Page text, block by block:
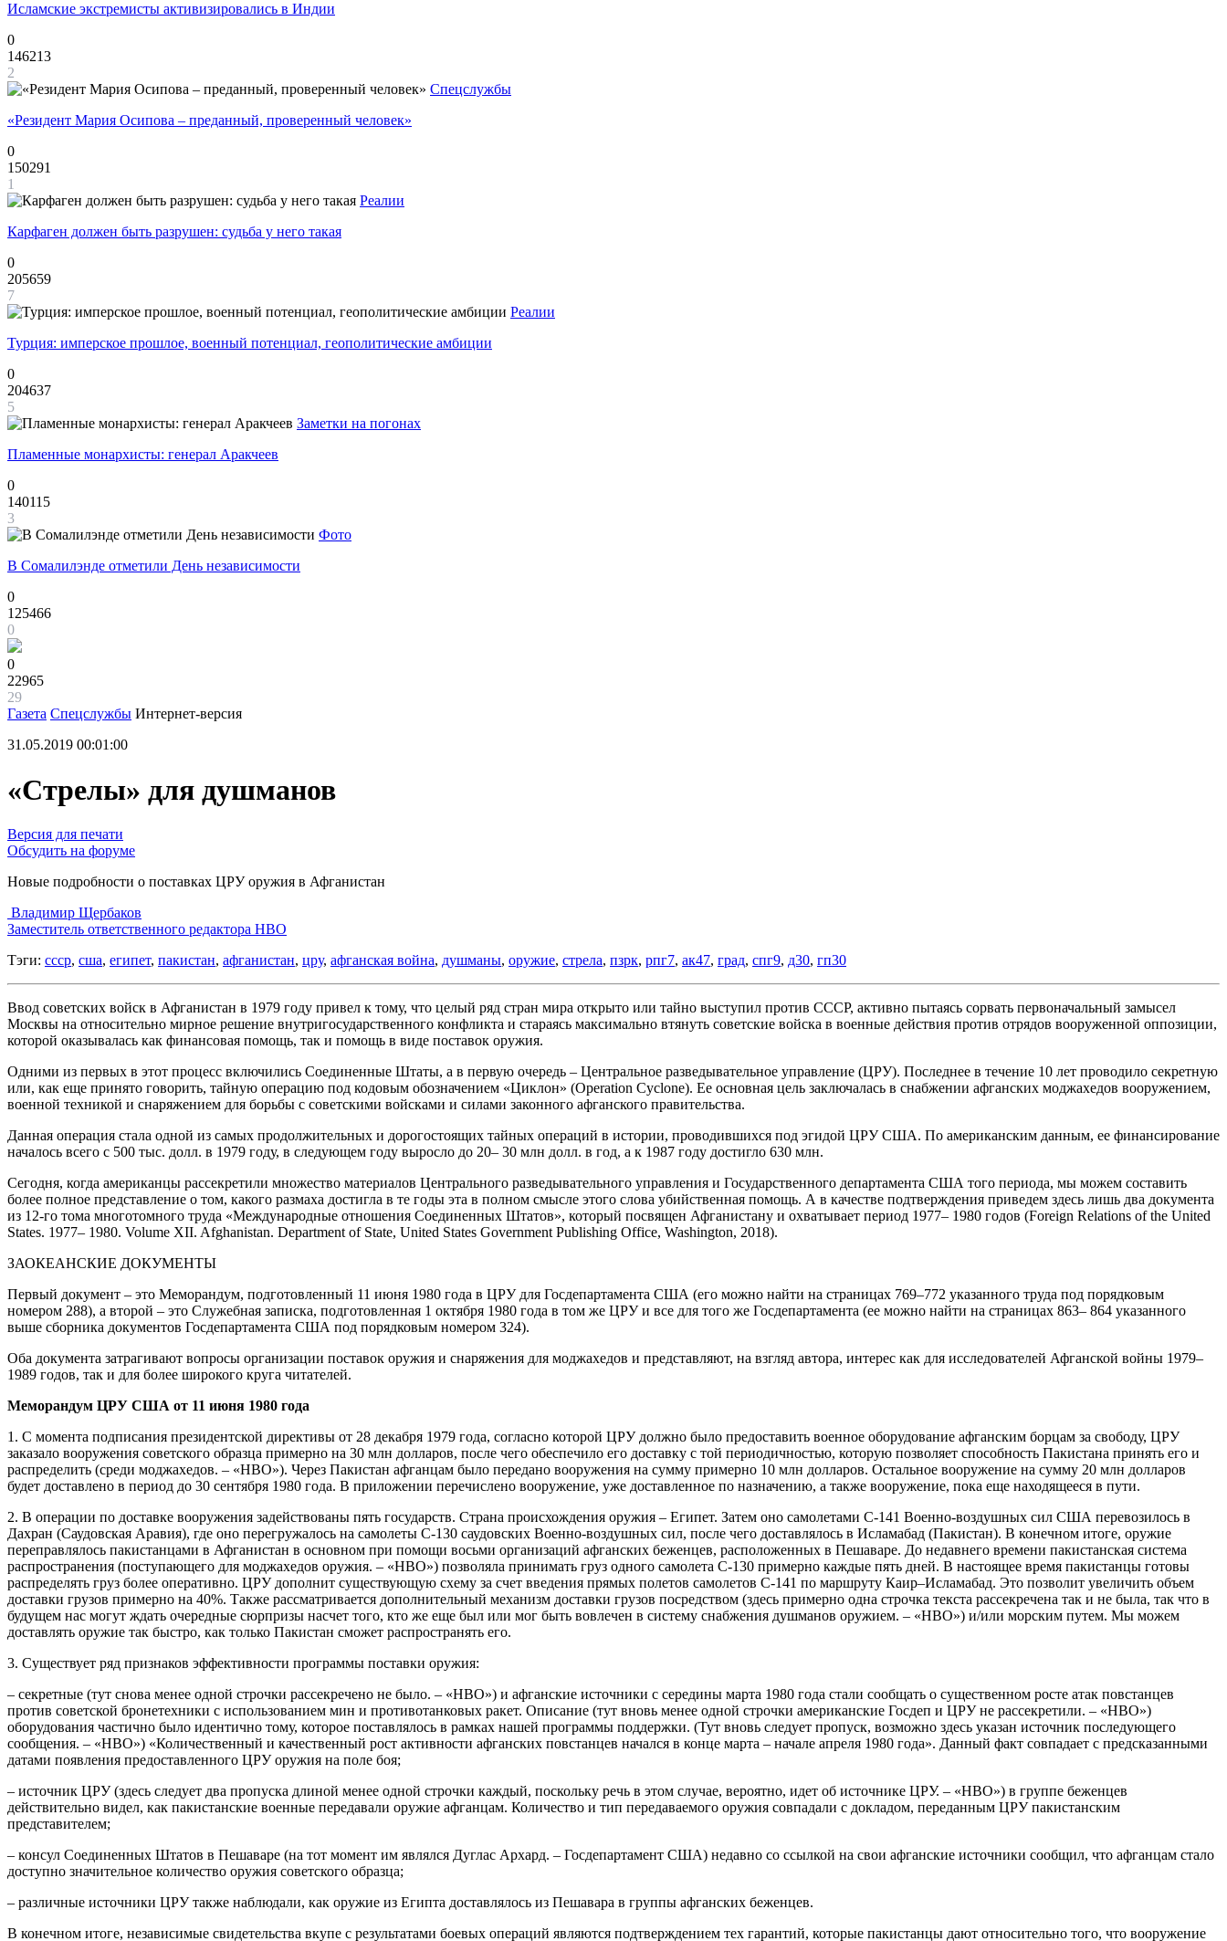
Исламские экстремисты активизировались в Индии
0
146213
2
Спецслужбы
«Резидент Мария Осипова – преданный, проверенный человек»
0
150291
1
Реалии
Карфаген должен быть разрушен: судьба у него такая
0
205659
7
Реалии
Турция: имперское прошлое, военный потенциал, геополитические амбиции
0
204637
5
Заметки на погонах
Пламенные монархисты: генерал Аракчеев
0
140115
3
Фото
В Сомалилэнде отметили День независимости
0
125466
0
0
22965
29
Газета Спецслужбы Интернет-версия
31.05.2019 00:01:00
«Стрелы» для душманов
Версия для печати
Обсудить на форуме
Новые подробности о поставках ЦРУ оружия в Афганистан
Владимир Щербаков
Заместитель ответственного редактора НВО
Тэги: ссср, сша, египет, пакистан, афганистан, цру, афганская война, душманы, оружие, стрела, пзрк, рпг7, ак47, град, спг9, д30, гп30
Ввод советских войск в Афганистан в 1979 году привел к тому, что целый ряд стран мира открыто или тайно выступил против СССР, активно пытаясь сорвать первоначальный замысел
Москвы на относительно мирное решение внутригосударственного конфликта и стараясь максимально втянуть советские войска в военные действия против отрядов вооруженной оппозиции,
которой оказывалась как финансовая помощь, так и помощь в виде поставок оружия.
Одними из первых в этот процесс включились Соединенные Штаты, а в первую очередь – Центральное разведывательное управление (ЦРУ). Последнее в течение 10 лет проводило секретную
или, как еще принято говорить, тайную операцию под кодовым обозначением «Циклон» (Operation Cyclone). Ее основная цель заключалась в снабжении афганских моджахедов вооружением,
военной техникой и снаряжением для борьбы с советскими войсками и силами законного афганского правительства.
Данная операция стала одной из самых продолжительных и дорогостоящих тайных операций в истории, проводившихся под эгидой ЦРУ США. По американским данным, ее финансирование
началось всего с 500 тыс. долл. в 1979 году, в следующем году выросло до 20– 30 млн долл. в год, а к 1987 году достигло 630 млн.
Сегодня, когда американцы рассекретили множество материалов Центрального разведывательного управления и Государственного департамента США того периода, мы можем составить
более полное представление о том, какого размаха достигла в те годы эта в полном смысле этого слова убийственная помощь. А в качестве подтверждения приведем здесь лишь два документа
из 12-го тома многотомного труда «Международные отношения Соединенных Штатов», который посвящен Афганистану и охватывает период 1977– 1980 годов (Foreign Relations of the United
States. 1977– 1980. Volume XII. Afghanistan. Department of State, United States Government Publishing Office, Washington, 2018).
ЗАОКЕАНСКИЕ ДОКУМЕНТЫ
Первый документ – это Меморандум, подготовленный 11 июня 1980 года в ЦРУ для Госдепартамента США (его можно найти на страницах 769–772 указанного труда под порядковым
номером 288), а второй – это Служебная записка, подготовленная 1 октября 1980 года в том же ЦРУ и все для того же Госдепартамента (ее можно найти на страницах 863– 864 указанного
выше сборника документов Госдепартамента США под порядковым номером 324).
Оба документа затрагивают вопросы организации поставок оружия и снаряжения для моджахедов и представляют, на взгляд автора, интерес как для исследователей Афганской войны 1979–
1989 годов, так и для более широкого круга читателей.
Меморандум ЦРУ США от 11 июня 1980 года
1. С момента подписания президентской директивы от 28 декабря 1979 года, согласно которой ЦРУ должно было предоставить военное оборудование афганским борцам за свободу, ЦРУ
заказало вооружения советского образца примерно на 30 млн долларов, после чего обеспечило его доставку с той периодичностью, которую позволяет способность Пакистана принять его и
распределить (среди моджахедов. – «НВО»). Через Пакистан афганцам было передано вооружения на сумму примерно 10 млн долларов. Остальное вооружение на сумму 20 млн долларов
будет доставлено в период до 30 сентября 1980 года. В приложении перечислено вооружение, уже доставленное по назначению, а также вооружение, пока еще находящееся в пути.
2. В операции по доставке вооружения задействованы пять государств. Страна происхождения оружия – Египет. Затем оно самолетами С-141 Военно-воздушных сил США перевозилось в
Дахран (Саудовская Аравия), где оно перегружалось на самолеты С-130 саудовских Военно-воздушных сил, после чего доставлялось в Исламабад (Пакистан). В конечном итоге, оружие
переправлялось пакистанцами в Афганистан в основном при помощи восьми организаций афганских беженцев, расположенных в Пешаваре. До недавнего времени пакистанская система
распространения (поступающего для моджахедов оружия. – «НВО») позволяла принимать груз одного самолета С-130 примерно каждые пять дней. В настоящее время пакистанцы готовы
распределять груз более оперативно. ЦРУ дополнит существующую схему за счет введения прямых полетов самолетов С-141 по маршруту Каир–Исламабад. Это позволит увеличить объем
доставки грузов примерно на 40%. Также рассматривается дополнительный механизм доставки грузов посредством (здесь примерно одна строчка текста рассекречена так и не была, так что в
будущем нас могут ждать очередные сюрпризы насчет того, кто же еще был или мог быть вовлечен в систему снабжения душманов оружием. – «НВО») и/или морским путем. Мы можем
доставлять оружие так быстро, как только Пакистан сможет распространять его.
3. Существует ряд признаков эффективности программы поставки оружия:
– секретные (тут снова менее одной строчки рассекречено не было. – «НВО») и афганские источники с середины марта 1980 года стали сообщать о существенном росте атак повстанцев
против советской бронетехники с использованием мин и противотанковых ракет. Описание (тут вновь менее одной строчки американские Госдеп и ЦРУ не рассекретили. – «НВО»)
оборудования частично было идентично тому, которое поставлялось в рамках нашей программы поддержки. (Тут вновь следует пропуск, возможно здесь указан источник последующего
сообщения. – «НВО») «Количественный и качественный рост активности афганских повстанцев начался в конце марта – начале апреля 1980 года». Данный факт совпадает с предсказанными
датами появления предоставленного ЦРУ оружия на поле боя;
– источник ЦРУ (здесь следует два пропуска длиной менее одной строчки каждый, поскольку речь в этом случае, вероятно, идет об источнике ЦРУ. – «НВО») в группе беженцев
действительно видел, как пакистанские военные передавали оружие афганцам. Количество и тип передаваемого оружия совпадали с докладом, переданным ЦРУ пакистанским
представителем;
– консул Соединенных Штатов в Пешаваре (на тот момент им являлся Дуглас Архард. – Госдепартамент США) недавно со ссылкой на свои афганские источники сообщил, что афганцам стало
доступно значительное количество оружия советского образца;
– различные источники ЦРУ также наблюдали, как оружие из Египта доставлялось из Пешавара в группы афганских беженцев.
В конечном итоге, независимые свидетельства вкупе с результатами боевых операций являются подтверждением тех гарантий, которые пакистанцы дают относительно того, что вооружение